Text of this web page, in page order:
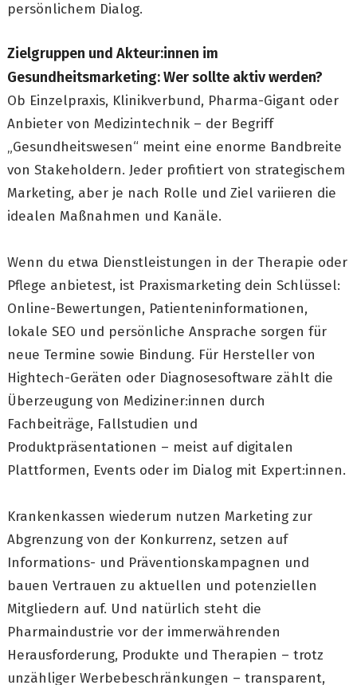
persönlichem Dialog.
Zielgruppen und Akteur:innen im
Gesundheitsmarketing: Wer sollte aktiv werden?
Ob Einzelpraxis, Klinikverbund, Pharma-Gigant oder
Anbieter von Medizintechnik – der Begriff
„Gesundheitswesen“ meint eine enorme Bandbreite
von Stakeholdern. Jeder profitiert von strategischem
Marketing, aber je nach Rolle und Ziel variieren die
idealen Maßnahmen und Kanäle.
Wenn du etwa Dienstleistungen in der Therapie oder
Pflege anbietest, ist Praxismarketing dein Schlüssel:
Online-Bewertungen, Patienteninformationen,
lokale SEO und persönliche Ansprache sorgen für
neue Termine sowie Bindung. Für Hersteller von
Hightech-Geräten oder Diagnosesoftware zählt die
Überzeugung von Mediziner:innen durch
Fachbeiträge, Fallstudien und
Produktpräsentationen – meist auf digitalen
Plattformen, Events oder im Dialog mit Expert:innen.
Krankenkassen wiederum nutzen Marketing zur
Abgrenzung von der Konkurrenz, setzen auf
Informations- und Präventionskampagnen und
bauen Vertrauen zu aktuellen und potenziellen
Mitgliedern auf. Und natürlich steht die
Pharmaindustrie vor der immerwährenden
Herausforderung, Produkte und Therapien – trotz
unzähliger Werbebeschränkungen – transparent,